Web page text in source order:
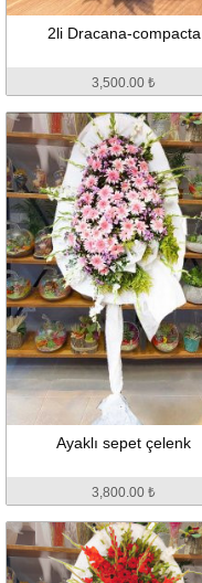
2li Dracana-compacta
3,500.00 ₺
Ayaklı sepet çelenk
3,800.00 ₺